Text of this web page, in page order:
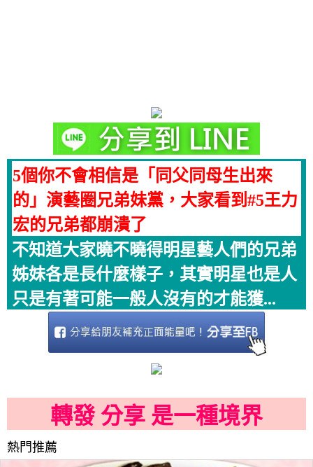
5個你不會相信是「同父同母生出來
的」演藝圈兄弟妹黨，大家看到#5王力
宏的兄弟都崩潰了
不知道大家曉不曉得明星藝人們的兄弟
姊妹各是長什麼樣子，其實明星也是人
只是有著可能一般人沒有的才能獲...
轉發 分享 是一種境界
熱門推薦